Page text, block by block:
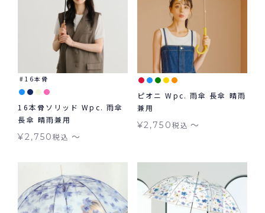
16本骨
16本骨ソリッド Wpc. 雨傘
長傘 晴雨兼用
¥2,750税込 〜
ピオニ Wpc. 雨傘 長傘 晴雨
兼用
¥2,750税込 〜